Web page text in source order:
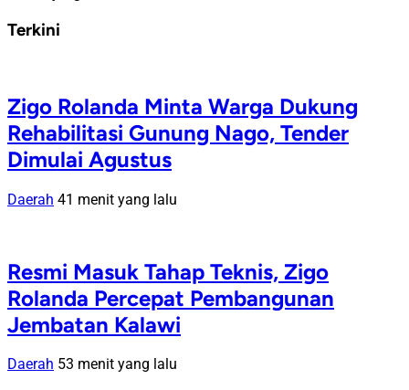
Terkini
Zigo Rolanda Minta Warga Dukung
Rehabilitasi Gunung Nago, Tender
Dimulai Agustus
Daerah 41 menit yang lalu
Resmi Masuk Tahap Teknis, Zigo
Rolanda Percepat Pembangunan
Jembatan Kalawi
Daerah 53 menit yang lalu